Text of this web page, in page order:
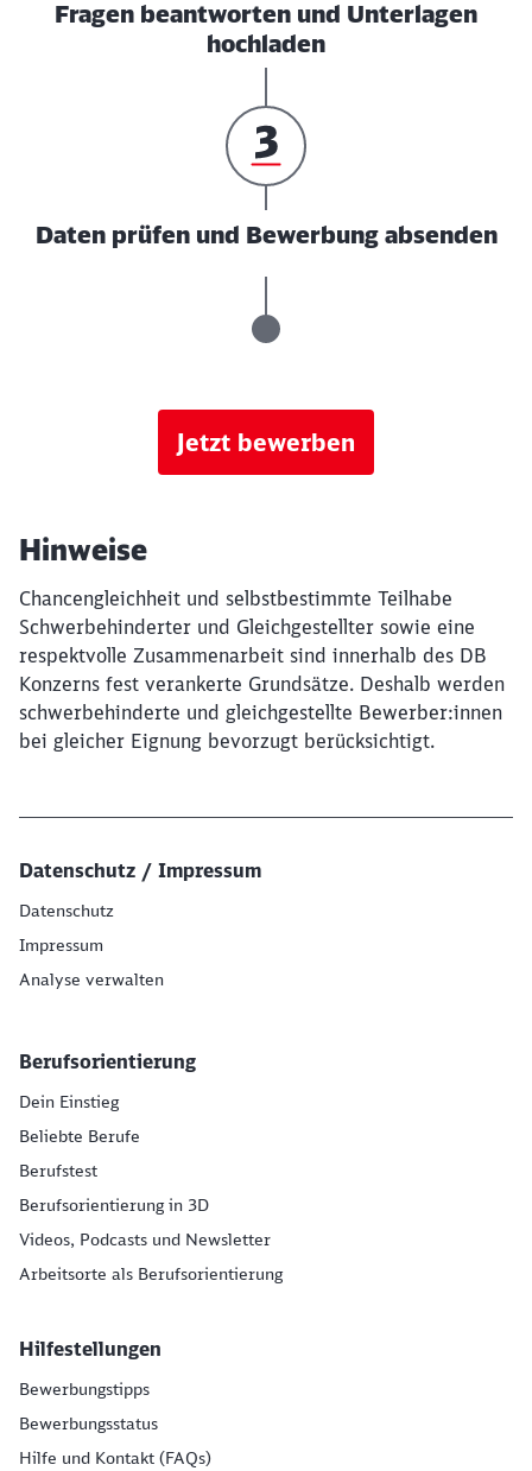
Fragen beantworten und Unterlagen
hochladen
Daten prüfen und Bewerbung absenden
Jetzt bewerben
Hinweise
Chancengleichheit und selbstbestimmte Teilhabe
Schwerbehinderter und Gleichgestellter sowie eine
respektvolle Zusammenarbeit sind innerhalb des DB
Konzerns fest verankerte Grundsätze. Deshalb werden
schwerbehinderte und gleichgestellte Bewerber:innen
bei gleicher Eignung bevorzugt berücksichtigt.
Datenschutz / Impressum
Datenschutz
Impressum
Analyse verwalten
Berufsorientierung
Dein Einstieg
Beliebte Berufe
Berufstest
Berufsorientierung in 3D
Videos, Podcasts und Newsletter
Arbeitsorte als Berufsorientierung
Hilfestellungen
Bewerbungstipps
Bewerbungsstatus
Hilfe und Kontakt (FAQs)